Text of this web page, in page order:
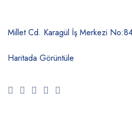
Millet Cd. Karagül İş Merkezi
Haritada Görüntüle